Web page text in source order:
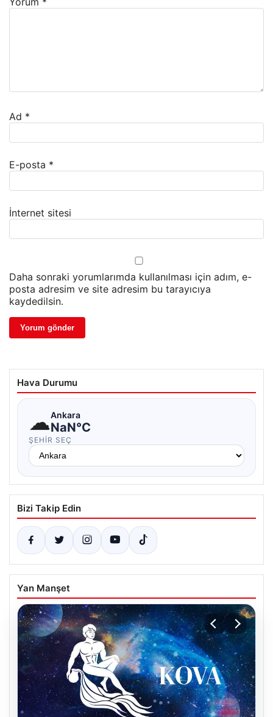
Ad *
E-posta *
İnternet sitesi
Daha sonraki yorumlarımda kullanılması için adım, e-
posta adresim ve site adresim bu tarayıcıya
kaydedilsin.
Hava Durumu
☁Ankara
NaN°C
ŞEHIR SEÇ
Bizi Takip Edin
Yan Manşet